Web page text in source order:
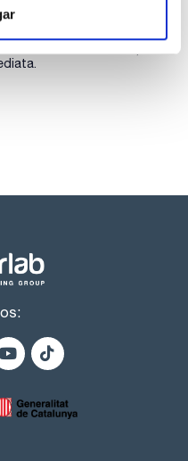
las puntas garantizan un
volumen aspirado.